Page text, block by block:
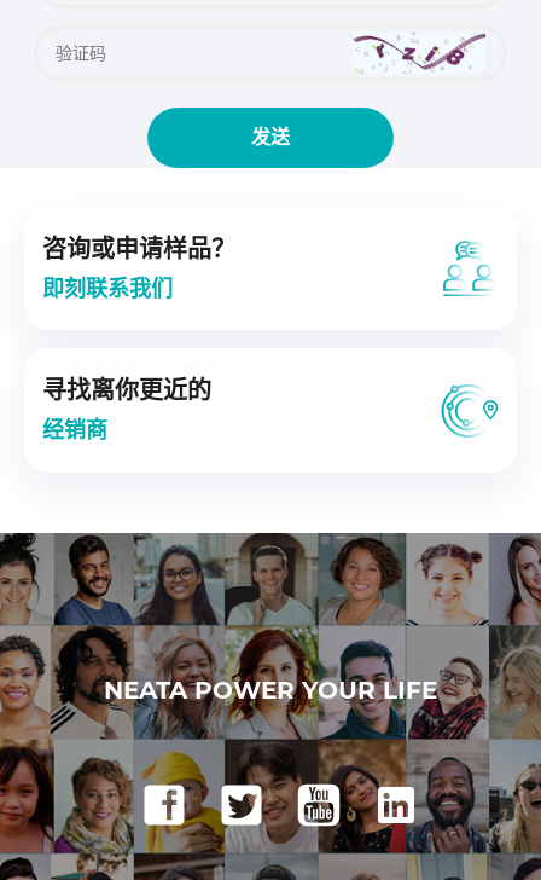
咨询或申请样品？
即刻联系我们
寻找离你更近的
经销商
NEATA POWER YOUR LIFE